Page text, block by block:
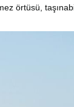
örtüsü ,